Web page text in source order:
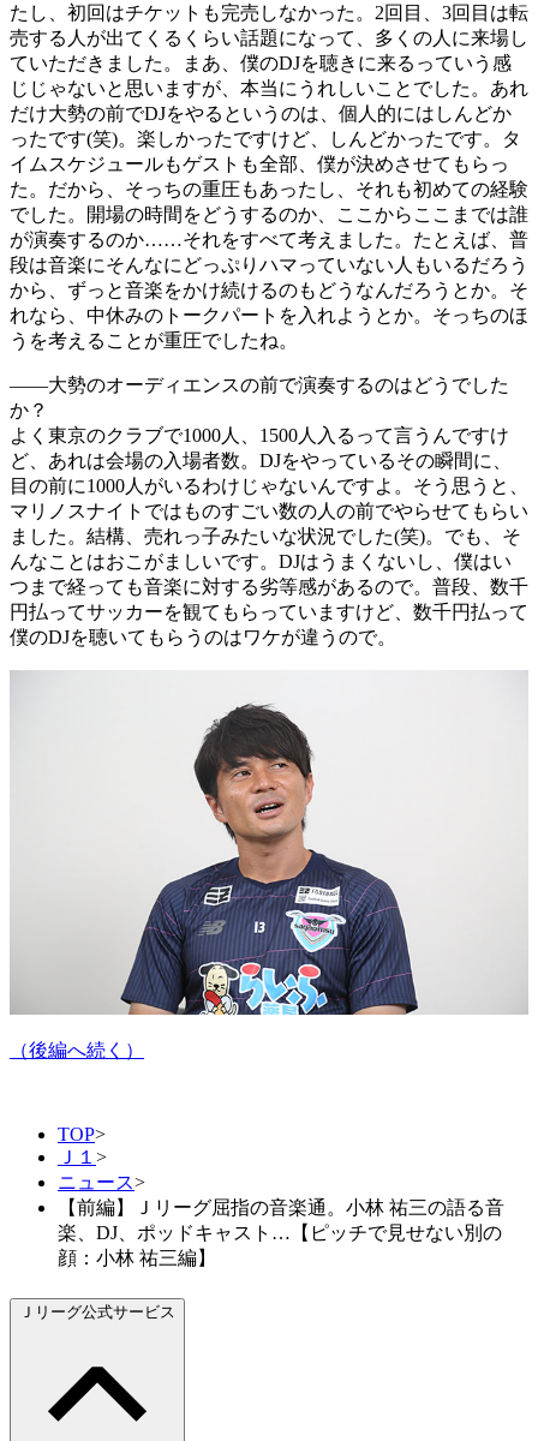
たし、初回はチケットも完売しなかった。2回目、3回目は転
売する人が出てくるくらい話題になって、多くの人に来場し
ていただきました。まあ、僕のDJを聴きに来るっていう感
じじゃないと思いますが、本当にうれしいことでした。あれ
だけ大勢の前でDJをやるというのは、個人的にはしんどか
ったです(笑)。楽しかったですけど、しんどかったです。タ
イムスケジュールもゲストも全部、僕が決めさせてもらっ
た。だから、そっちの重圧もあったし、それも初めての経験
でした。開場の時間をどうするのか、ここからここまでは誰
が演奏するのか……それをすべて考えました。たとえば、普
段は音楽にそんなにどっぷりハマっていない人もいるだろう
から、ずっと音楽をかけ続けるのもどうなんだろうとか。そ
れなら、中休みのトークパートを入れようとか。そっちのほ
うを考えることが重圧でしたね。
――大勢のオーディエンスの前で演奏するのはどうでした
か？
よく東京のクラブで1000人、1500人入るって言うんですけ
ど、あれは会場の入場者数。DJをやっているその瞬間に、
目の前に1000人がいるわけじゃないんですよ。そう思うと、
マリノスナイトではものすごい数の人の前でやらせてもらい
ました。結構、売れっ子みたいな状況でした(笑)。でも、そ
んなことはおこがましいです。DJはうまくないし、僕はい
つまで経っても音楽に対する劣等感があるので。普段、数千
円払ってサッカーを観てもらっていますけど、数千円払って
僕のDJを聴いてもらうのはワケが違うので。
（後編へ続く）
TOP>
Ｊ１ >
ニュース>
【前編】Ｊリーグ屈指の音楽通。小林 祐三の語る音
楽、DJ、ポッドキャスト…【ピッチで見せない別の
顔：小林 祐三編】
Ｊリーグ公式サービス